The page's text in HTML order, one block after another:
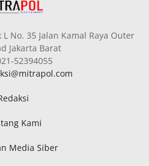
No. 35 Jalan Kamal Raya Outer
Jakarta Barat
52394055
Kami
Media Siber